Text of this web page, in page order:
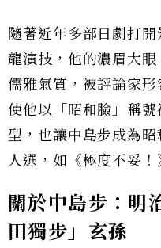
隨著近年多部日劇打
龍演技，他的濃眉大
儒雅氣質，被評論家形
使他以「昭和臉」稱
型，也讓中島步成為
人選，如《極度不妥
關於中島步：明
田獨步」玄孫